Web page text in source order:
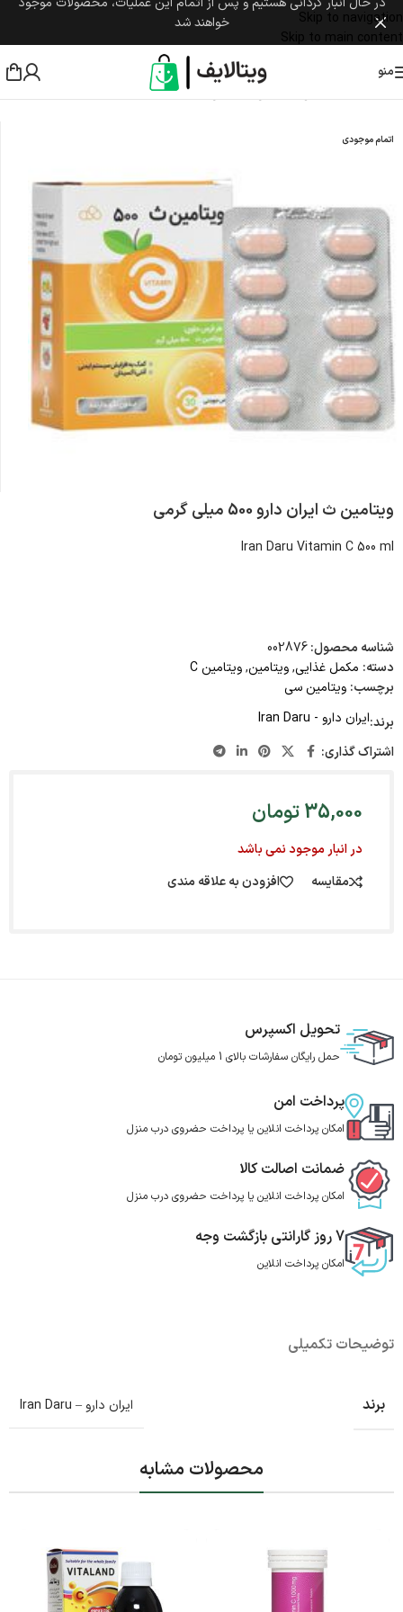
Skip to navigation
Skip to main content
خواهند شد
منو
اتمام موجودی
ویتامین ث ایران دارو 500 میلی گرمی
Iran Daru Vitamin C 500 ml
شناسه محصول:002876
دسته: مکمل غذایی,ویتامین,ویتامین C
برچسب: ویتامین سی
برند:ایران دارو - Iran Daru
اشتراک گذاری:
35,000تومان
در انبار موجود نمی باشد
مقایسه
افزودن به علاقه مندی
تحویل اکسپرس
حمل رایگان سفارشات بالای 1 میلیون تومان
پرداخت امن
امکان پرداخت انلاین یا پرداخت حضروی درب منزل
ضمانت اصالت کالا
امکان پرداخت انلاین یا پرداخت حضروی درب منزل
7 روز گارانتی بازگشت وجه
امکان پرداخت انلاین
توضیحات تکمیلی
برند ایران دارو – Iran Daru
محصولات مشابه